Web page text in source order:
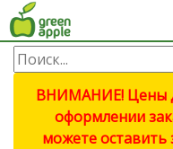
ВНИМАНИЕ! Цены
оформлении
можете оставить